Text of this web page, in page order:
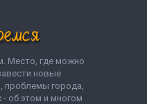
Место, где можно
новые
проблемы города,
- об этом и многом